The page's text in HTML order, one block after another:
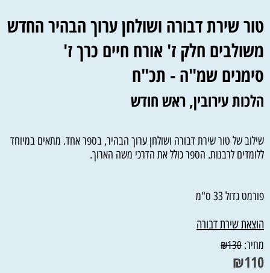
טור שירת דבורה ושולחן ערוך הבהיר החדש
משולבים חלק ז' אורח חיים כרך ז'
סימנים שמ"ה - תכ"ח
הלכות עירובין, ראש חודש
שילוב של טור שירת דבורה ושולחן ערוך הבהיר, בספר אחד. מתאים במיוחד
ללומדים לרבנות. הספר כולל את הדרכי משה הארוך.
פורמט גדול 33 ס"מ
הוצאת שירת דבורה
מחיר: ₪130
₪110